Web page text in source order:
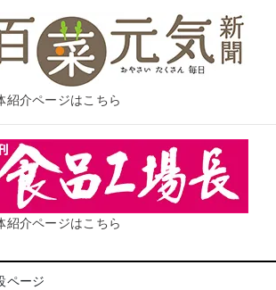
紹介ページはこちら
紹介ページはこちら
ページ